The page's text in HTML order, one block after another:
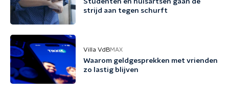
Studenten en huisartsen gaan de
strijd aan tegen schurft
Villa VdBMAX
Waarom geldgesprekken met vrienden
zo lastig blijven